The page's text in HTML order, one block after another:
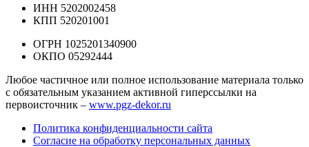
ИНН 5202002458
КПП 520201001
ОГРН 1025201340900
ОКПО 05292444
Любое частичное или полное использование материала только
с обязательным указанием активной гиперссылки на
первоисточник – www.pgz-dekor.ru
Политика конфиденциальности сайта
Согласие на обработку персональных данных